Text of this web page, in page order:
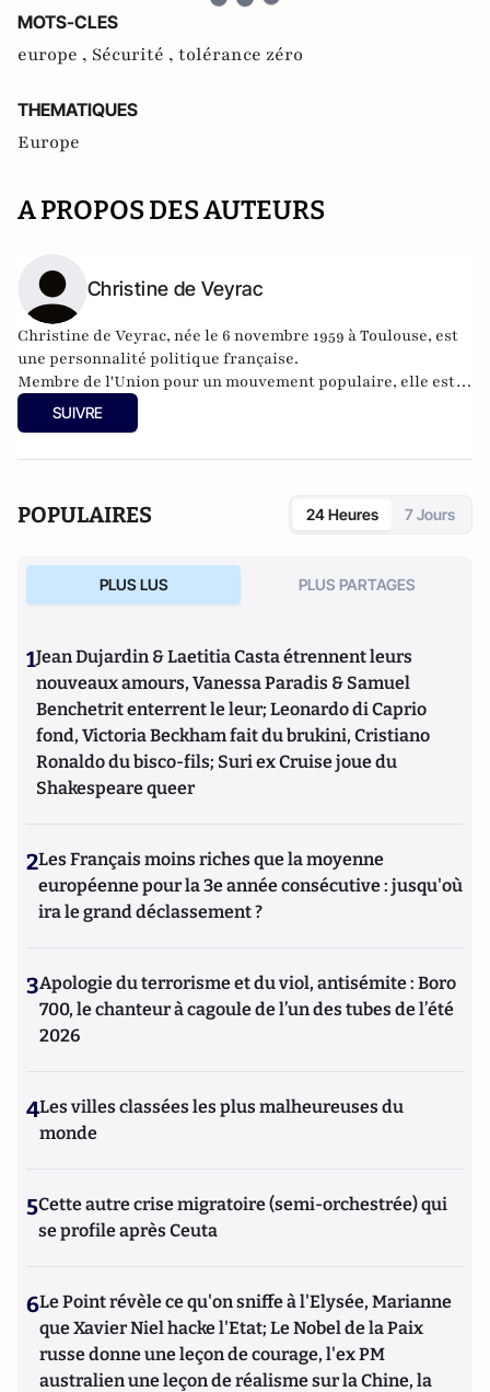
MOTS-CLES
europe , Sécurité , tolérance zéro
THEMATIQUES
Europe
A PROPOS DES AUTEURS
Christine de Veyrac
Christine de Veyrac, née le 6 novembre 1959 à Toulouse, est
une personnalité politique française.
Membre de l'Union pour un mouvement populaire, elle est
députée européenne de la circonscription Sud-Ouest,
depuis 1999 et Présidente de l'Union pour un Mouvement
SUIVRE
POPULAIRES 24 Heures 7 Jours
PLUS LUS PLUS PARTAGES
1Jean Dujardin & Laetitia Casta étrennent leurs
nouveaux amours, Vanessa Paradis & Samuel
Benchetrit enterrent le leur; Leonardo di Caprio
fond, Victoria Beckham fait du brukini, Cristiano
Ronaldo du bisco-fils; Suri ex Cruise joue du
Shakespeare queer
2Les Français moins riches que la moyenne
européenne pour la 3e année consécutive : jusqu'où
ira le grand déclassement ?
3Apologie du terrorisme et du viol, antisémite : Boro
700, le chanteur à cagoule de l’un des tubes de l’été
2026
4Les villes classées les plus malheureuses du
monde
5Cette autre crise migratoire (semi-orchestrée) qui
se profile après Ceuta
6Le Point révèle ce qu'on sniffe à l'Elysée, Marianne
que Xavier Niel hacke l'Etat; Le Nobel de la Paix
russe donne une leçon de courage, l'ex PM
australien une leçon de réalisme sur la Chine, la